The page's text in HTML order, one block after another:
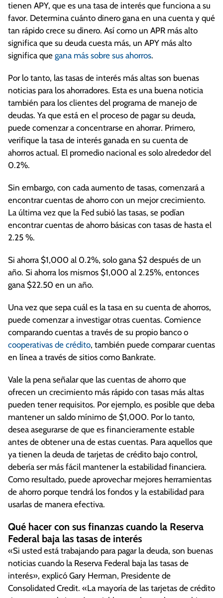
tienen APY, que es una tasa de interés que funciona a su
favor. Determina cuánto dinero gana en una cuenta y qué
tan rápido crece su dinero. Así como un APR más alto
significa que su deuda cuesta más, un APY más alto
significa que gana más sobre sus ahorros.
Por lo tanto, las tasas de interés más altas son buenas
noticias para los ahorradores. Esta es una buena noticia
también para los clientes del programa de manejo de
deudas. Ya que está en el proceso de pagar su deuda,
puede comenzar a concentrarse en ahorrar. Primero,
verifique la tasa de interés ganada en su cuenta de
ahorros actual. El promedio nacional es solo alrededor del
0.2%.
Sin embargo, con cada aumento de tasas, comenzará a
encontrar cuentas de ahorro con un mejor crecimiento.
La última vez que la Fed subió las tasas, se podían
encontrar cuentas de ahorro básicas con tasas de hasta el
2.25 %.
Si ahorra $1,000 al 0.2%, solo gana $2 después de un
año. Si ahorra los mismos $1,000 al 2.25%, entonces
gana $22.50 en un año.
Una vez que sepa cuál es la tasa en su cuenta de ahorros,
puede comenzar a investigar otras cuentas. Comience
comparando cuentas a través de su propio banco o
cooperativas de crédito, también puede comparar cuentas
en línea a través de sitios como Bankrate.
Vale la pena señalar que las cuentas de ahorro que
ofrecen un crecimiento más rápido con tasas más altas
pueden tener requisitos. Por ejemplo, es posible que deba
mantener un saldo mínimo de $1,000. Por lo tanto,
desea asegurarse de que es financieramente estable
antes de obtener una de estas cuentas. Para aquellos que
ya tienen la deuda de tarjetas de crédito bajo control,
debería ser más fácil mantener la estabilidad financiera.
Como resultado, puede aprovechar mejores herramientas
de ahorro porque tendrá los fondos y la estabilidad para
usarlas de manera efectiva.
Qué hacer con sus finanzas cuando la Reserva
Federal baja las tasas de interés
«Si usted está trabajando para pagar la deuda, son buenas
noticias cuando la Reserva Federal baja las tasas de
interés», explicó Gary Herman, Presidente de
Consolidated Credit. «La mayoría de las tarjetas de crédito